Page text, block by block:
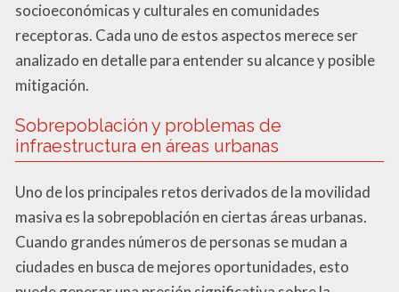
socioeconómicas y culturales en comunidades
receptoras. Cada uno de estos aspectos merece ser
analizado en detalle para entender su alcance y posible
mitigación.
Sobrepoblación y problemas de
infraestructura en áreas urbanas
Uno de los principales retos derivados de la movilidad
masiva es la sobrepoblación en ciertas áreas urbanas.
Cuando grandes números de personas se mudan a
ciudades en busca de mejores oportunidades, esto